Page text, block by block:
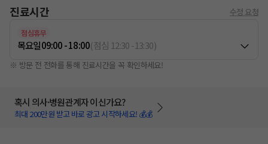
진료시간 수정 요청
점심휴무
목요일09:00 - 18:00(점심 12:30-13:30)
※ 방문 전 전화를 통해 진료시간을 꼭 확인하세요!
혹시 의사·병원관계자 이신가요?
최대 200만원 받고 바로 광고 시작하세요! 💰💰